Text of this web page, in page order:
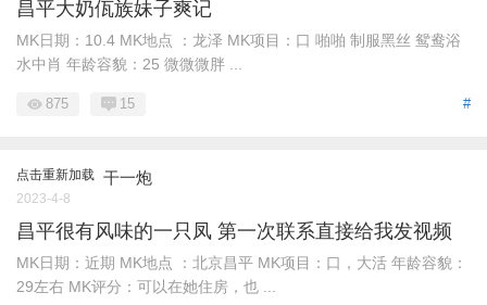
昌平大奶佤族妹子爽记
MK日期：10.4 MK地点 ：龙泽 MK项目：口 啪啪 制服黑丝 鸳鸯浴
水中肖 年龄容貌：25 微微微胖 ...
#
875 15
点击重新加载 干一炮
2023-4-8
昌平很有风味的一只凤 第一次联系直接给我发视频
MK日期：近期 MK地点 ：北京昌平 MK项目：口，大活 年龄容貌：
29左右 MK评分：可以在她住房，也 ...